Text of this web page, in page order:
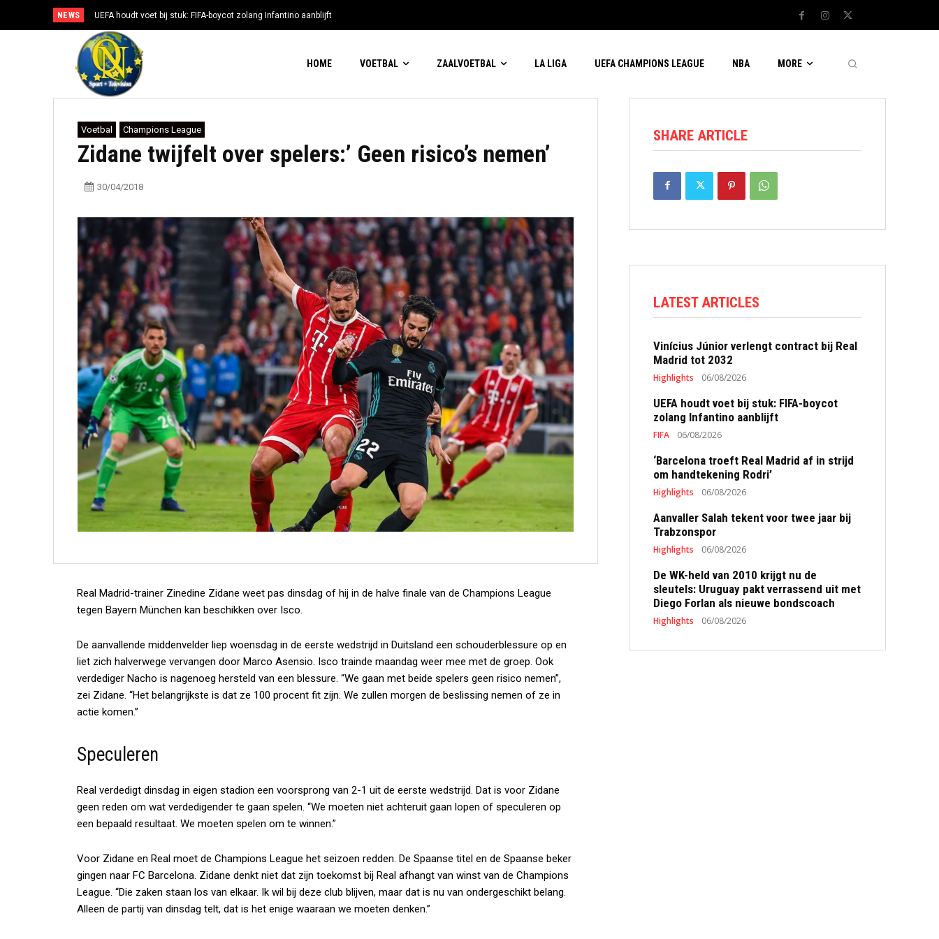
NEWS UEFA houdt voet bij stuk: FIFA-boycot zolang Infantino aanblijft
HOME VOETBAL ZAALVOETBAL LA LIGA UEFA CHAMPIONS LEAGUE NBA MORE
Voetbal Champions League
Zidane twijfelt over spelers:’ Geen risico’s nemen’
30/04/2018
Real Madrid-trainer Zinedine Zidane weet pas dinsdag of hij in de halve finale van de Champions League
tegen Bayern München kan beschikken over Isco.
De aanvallende middenvelder liep woensdag in de eerste wedstrijd in Duitsland een schouderblessure op en
liet zich halverwege vervangen door Marco Asensio. Isco trainde maandag weer mee met de groep. Ook
verdediger Nacho is nagenoeg hersteld van een blessure. “We gaan met beide spelers geen risico nemen”,
zei Zidane. “Het belangrijkste is dat ze 100 procent fit zijn. We zullen morgen de beslissing nemen of ze in
actie komen.”
Speculeren
Real verdedigt dinsdag in eigen stadion een voorsprong van 2-1 uit de eerste wedstrijd. Dat is voor Zidane
geen reden om wat verdedigender te gaan spelen. “We moeten niet achteruit gaan lopen of speculeren op
een bepaald resultaat. We moeten spelen om te winnen.”
Voor Zidane en Real moet de Champions League het seizoen redden. De Spaanse titel en de Spaanse beker
gingen naar FC Barcelona. Zidane denkt niet dat zijn toekomst bij Real afhangt van winst van de Champions
League. “Die zaken staan los van elkaar. Ik wil bij deze club blijven, maar dat is nu van ondergeschikt belang.
Alleen de partij van dinsdag telt, dat is het enige waaraan we moeten denken.”
SHARE ARTICLE
LATEST ARTICLES
Vinícius Júnior verlengt contract bij Real
Madrid tot 2032
Highlights 06/08/2026
UEFA houdt voet bij stuk: FIFA-boycot
zolang Infantino aanblijft
FIFA 06/08/2026
‘Barcelona troeft Real Madrid af in strijd
om handtekening Rodri’
Highlights 06/08/2026
Aanvaller Salah tekent voor twee jaar bij
Trabzonspor
Highlights 06/08/2026
De WK-held van 2010 krijgt nu de
sleutels: Uruguay pakt verrassend uit met
Diego Forlan als nieuwe bondscoach
Highlights 06/08/2026